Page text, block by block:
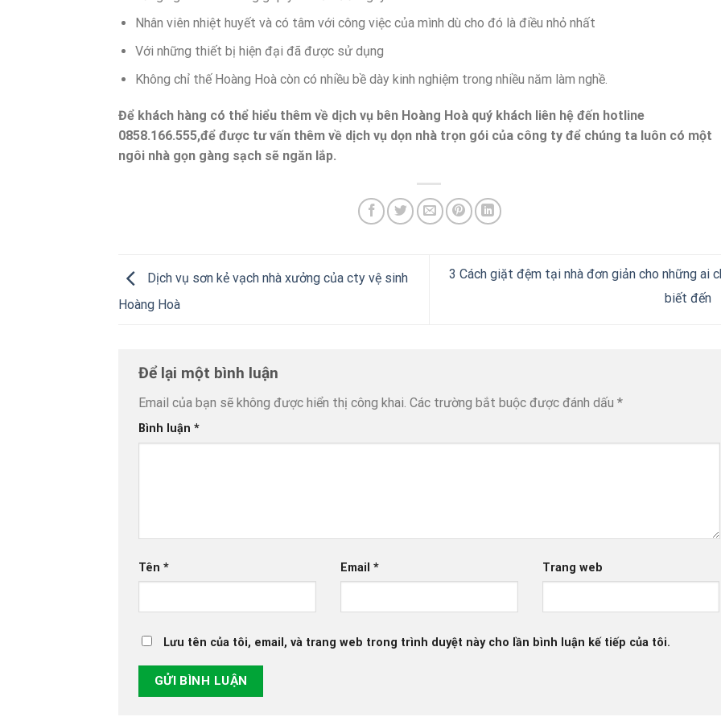
Nhân viên nhiệt huyết và có tâm với công việc của mình dù cho đó là điều nhỏ nhất
Với những thiết bị hiện đại đã được sử dụng
Không chỉ thế Hoàng Hoà còn có nhiều bề dày kinh nghiệm trong nhiều năm làm nghề.
Để khách hàng có thể hiểu thêm về dịch vụ bên Hoàng Hoà quý khách liên hệ đến hotline
0858.166.555,để được tư vấn thêm về dịch vụ dọn nhà trọn gói của công ty để chúng ta luôn có một
ngôi nhà gọn gàng sạch sẽ ngăn lắp.
Dịch vụ sơn kẻ vạch nhà xưởng của cty vệ sinh
Hoàng Hoà
3 Cách giặt đệm tại nhà đơn giản cho những ai
biết đến
Để lại một bình luận
Email của bạn sẽ không được hiển thị công khai. Các trường bắt buộc được đánh dấu *
Bình luận *
Tên * Email * Trang web
Lưu tên của tôi, email, và trang web trong trình duyệt này cho lần bình luận kế tiếp của tôi.